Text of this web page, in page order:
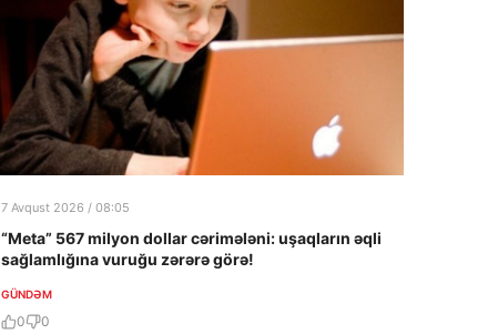
7 Avqust 2026 / 08:05
“Meta” 567 milyon dollar cərimələni: uşaqların əqli
sağlamlığına vuruğu zərərə görə!
GÜNDƏM
0 0